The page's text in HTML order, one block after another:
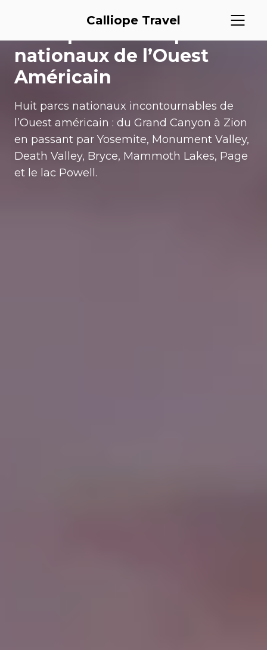
Calliope Travel
Les 8 plus beaux parcs
nationaux de l’Ouest
Américain
Huit parcs nationaux incontournables de
l’Ouest américain : du Grand Canyon à Zion
en passant par Yosemite, Monument Valley,
Death Valley, Bryce, Mammoth Lakes, Page
et le lac Powell.